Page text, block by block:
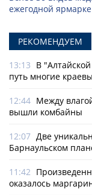
ежегодной ярмарке
РЕКОМЕНДУЕМ
13:13 В
путь многие
12:44 Между
вышли комбайны
12:07 Две
Барнаульском
11:42
оказалось